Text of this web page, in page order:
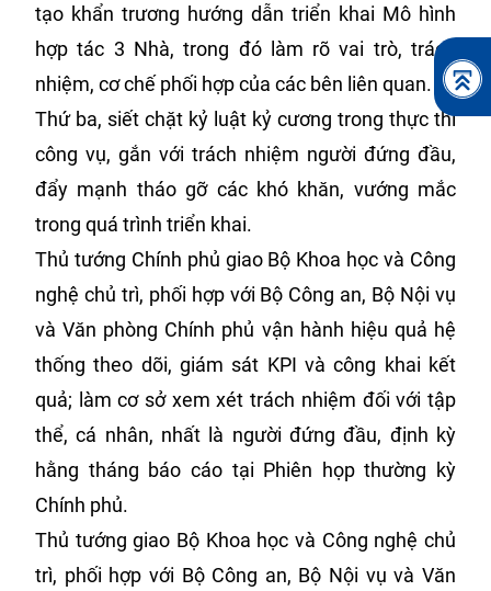
tạo khẩn trương hướng dẫn triển khai Mô hình
hợp tác 3 Nhà, trong đó làm rõ vai trò, trách
nhiệm, cơ chế phối hợp của các bên liên quan.
Thứ ba, siết chặt kỷ luật kỷ cương trong thực thi
công vụ, gắn với trách nhiệm người đứng đầu,
đẩy mạnh tháo gỡ các khó khăn, vướng mắc
trong quá trình triển khai.
Thủ tướng Chính phủ giao Bộ Khoa học và Công
nghệ chủ trì, phối hợp với Bộ Công an, Bộ Nội vụ
và Văn phòng Chính phủ vận hành hiệu quả hệ
thống theo dõi, giám sát KPI và công khai kết
quả; làm cơ sở xem xét trách nhiệm đối với tập
thể, cá nhân, nhất là người đứng đầu, định kỳ
hằng tháng báo cáo tại Phiên họp thường kỳ
Chính phủ.
Thủ tướng giao Bộ Khoa học và Công nghệ chủ
trì, phối hợp với Bộ Công an, Bộ Nội vụ và Văn